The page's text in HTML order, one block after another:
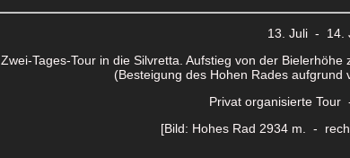
13. Juli - 14.
Zwei-Tages-Tour in die Silvretta. Aufstieg von der
(Besteigung des Hohen Rades aufgrund
Privat organisierte
[Bild: Hohes Rad 2934 m. -